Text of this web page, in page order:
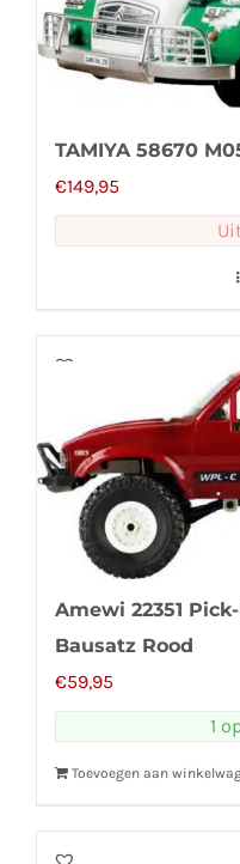
TAMIYA 58670
€149,95
Amewi 22351
Bausatz Rood
€59,95
1
Toevoegen aan